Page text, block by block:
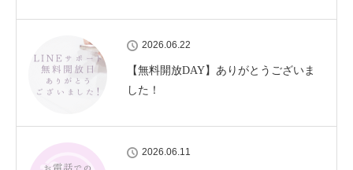
2026.06.22
【無料開放DAY】ありがとうございま
した！
2026.06.11